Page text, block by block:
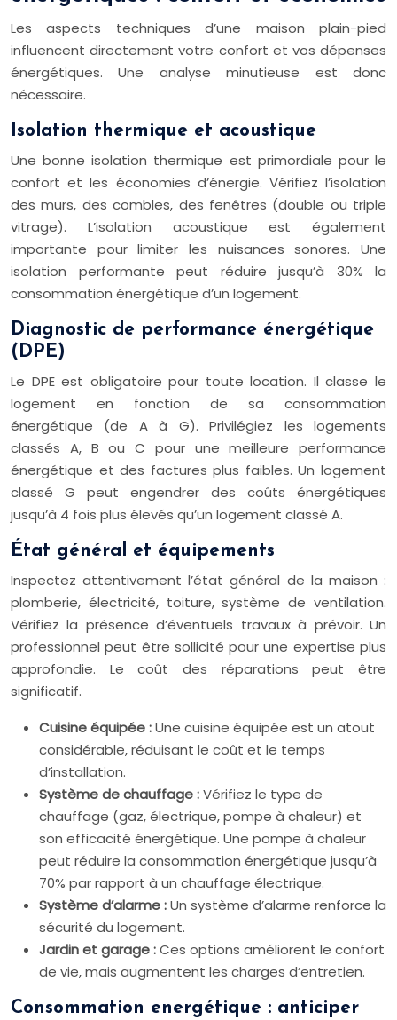
Les aspects techniques d’une maison plain-pied
influencent directement votre confort et vos dépenses
énergétiques. Une analyse minutieuse est donc
nécessaire.
Isolation thermique et acoustique
Une bonne isolation thermique est primordiale pour le
confort et les économies d’énergie. Vérifiez l’isolation
des murs, des combles, des fenêtres (double ou triple
vitrage). L’isolation acoustique est également
importante pour limiter les nuisances sonores. Une
isolation performante peut réduire jusqu’à 30% la
consommation énergétique d’un logement.
Diagnostic de performance énergétique
(DPE)
Le DPE est obligatoire pour toute location. Il classe le
logement en fonction de sa consommation
énergétique (de A à G). Privilégiez les logements
classés A, B ou C pour une meilleure performance
énergétique et des factures plus faibles. Un logement
classé G peut engendrer des coûts énergétiques
jusqu’à 4 fois plus élevés qu’un logement classé A.
État général et équipements
Inspectez attentivement l’état général de la maison :
plomberie, électricité, toiture, système de ventilation.
Vérifiez la présence d’éventuels travaux à prévoir. Un
professionnel peut être sollicité pour une expertise plus
approfondie. Le coût des réparations peut être
significatif.
Cuisine équipée :Une cuisine équipée est un atout
considérable, réduisant le coût et le temps
d’installation.
Système de chauffage :Vérifiez le type de
chauffage (gaz, électrique, pompe à chaleur) et
son efficacité énergétique. Une pompe à chaleur
peut réduire la consommation énergétique jusqu’à
70% par rapport à un chauffage électrique.
Système d’alarme :Un système d’alarme renforce la
sécurité du logement.
Jardin et garage :Ces options améliorent le confort
de vie, mais augmentent les charges d’entretien.
Consommation energétique : anticiper